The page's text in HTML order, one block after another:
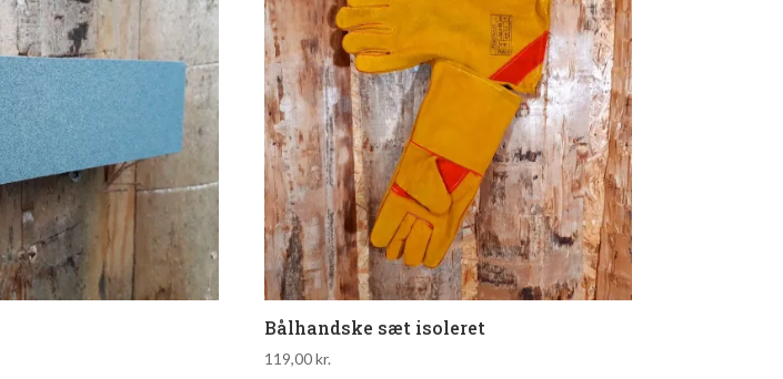
Bålhandske sæt isoleret
119,00kr.